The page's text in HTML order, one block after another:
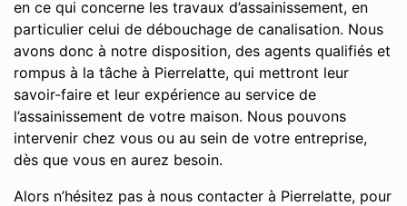
en ce qui concerne les travaux d’assainissement, en
particulier celui de débouchage de canalisation. Nous
avons donc à notre disposition, des agents qualifiés et
rompus à la tâche à Pierrelatte, qui mettront leur
savoir-faire et leur expérience au service de
l’assainissement de votre maison. Nous pouvons
intervenir chez vous ou au sein de votre entreprise,
dès que vous en aurez besoin.
Alors n’hésitez pas à nous contacter à Pierrelatte, pour